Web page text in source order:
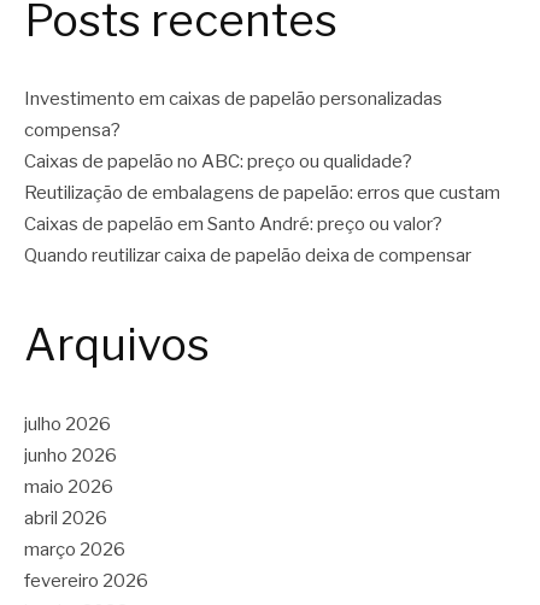
Posts recentes
Investimento em caixas de papelão personalizadas
compensa?
Caixas de papelão no ABC: preço ou qualidade?
Reutilização de embalagens de papelão: erros que custam
Caixas de papelão em Santo André: preço ou valor?
Quando reutilizar caixa de papelão deixa de compensar
Arquivos
julho 2026
junho 2026
maio 2026
abril 2026
março 2026
fevereiro 2026